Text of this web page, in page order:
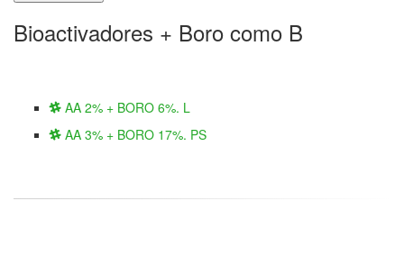
Bioactivadores + Boro como B
AA 2% + BORO 6%. L
AA 3% + BORO 17%. PS